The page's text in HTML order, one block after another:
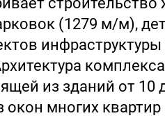
(1279 м/м),
инфраструктуры
из зданий от 10
окон многих квартир